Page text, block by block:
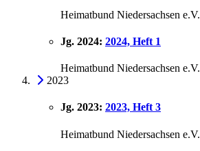
Heimatbund Niedersachsen e.V.
Jg. 2024: 2024, Heft 1
Heimatbund Niedersachsen e.V.
2023
Jg. 2023: 2023, Heft 3
Heimatbund Niedersachsen e.V.